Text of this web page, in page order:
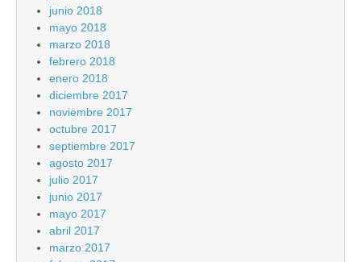
junio 2018
mayo 2018
marzo 2018
febrero 2018
enero 2018
diciembre 2017
noviembre 2017
octubre 2017
septiembre 2017
agosto 2017
julio 2017
junio 2017
mayo 2017
abril 2017
marzo 2017